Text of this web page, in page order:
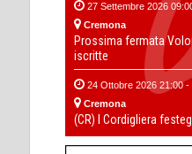
27 Settembre 2026
Cremona
Prossima fermata
iscritte
24 Ottobre 2026 21:00 -
Cremona
(CR) I Cordigliera